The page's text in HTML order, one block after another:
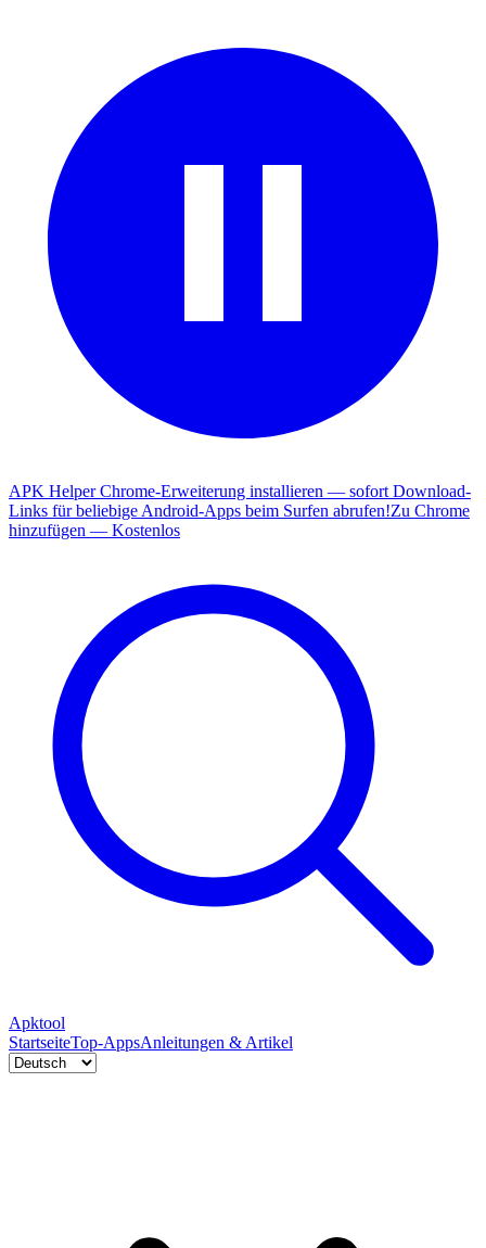
APK Helper Chrome-Erweiterung installieren — sofort Download-
Links für beliebige Android-Apps beim Surfen abrufen!Zu Chrome
hinzufügen — Kostenlos
Apktool
StartseiteTop-AppsAnleitungen & Artikel